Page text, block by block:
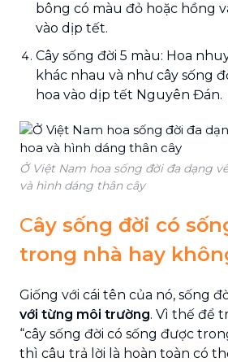
bông có màu đỏ hoặc hồng
vào dịp tết.
Cây sống đời 5 màu: Hoa
khác nhau và như cây sống
hoa vào dịp tết Nguyên Đán.
Ở Việt Nam hoa sống đời đa dạng
và hình dáng thân cây
Cây sống đời có
trong nhà hay
Giống với cái tên của nó, sống
với từng môi trường. Vì thế để
“cây sống đời có sống được
thì câu trả lời là hoàn toàn có